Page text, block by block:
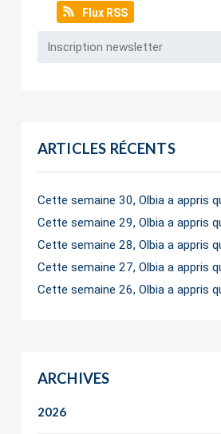
Flux RSS
ARTICLES RÉCENTS
Cette semaine 30, Olbia a appris
Cette semaine 29, Olbia a appris
Cette semaine 28, Olbia a appris
Cette semaine 27, Olbia a appris
Cette semaine 26, Olbia a appris
ARCHIVES
2026